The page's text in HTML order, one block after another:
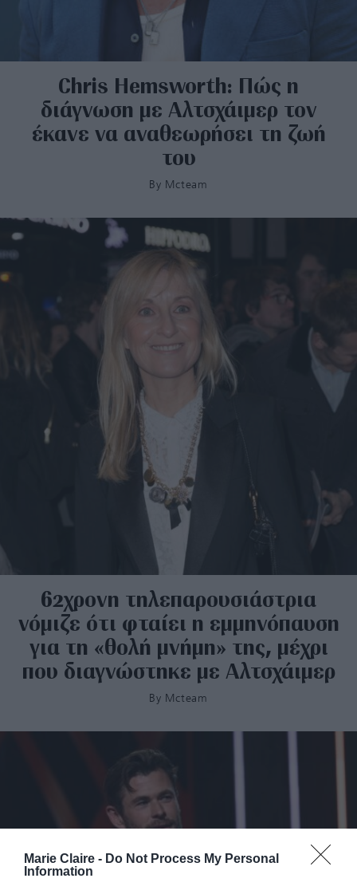
Marie Claire - Do Not Process My Personal
Information
Chris Hemsworth: Πώς η
διάγνωση με Αλτσχάιμερ τον
έκανε να αναθεωρήσει τη ζωή
του
By Mcteam
62χρονη τηλεπαρουσιάστρια
νόμιζε ότι φταίει η εμμηνόπαυση
για τη «θολή μνήμη» της, μέχρι
που διαγνώστηκε με Αλτσχάιμερ
By Mcteam